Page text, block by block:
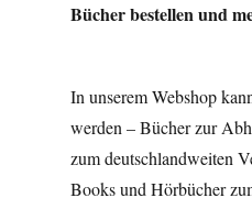
Bücher bestellen und
In unserem Webshop
werden – Bücher zur
zum deutschlandweiten
Books und Hörbücher